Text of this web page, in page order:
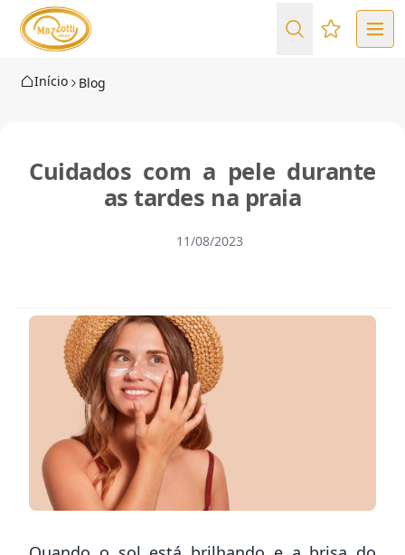
Favoritos
Início Blog
Cuidados com a pele durante
as tardes na praia
11/08/2023